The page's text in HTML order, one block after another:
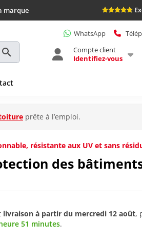
marque
WhatsApp
Compte client
Identifiez-vous
prête à l’emploi.
résistante aux UV et sans
des
livraison à partir du mercredi 12 août,
51 minutes.